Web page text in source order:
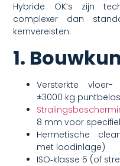
Hybride OK’s zijn
complexer dan
kernvereisten:
1.
Versterkte
±3000 kg
8 mm voor
Hermetische
met loodinlage)
ISO‑klasse 5 (of